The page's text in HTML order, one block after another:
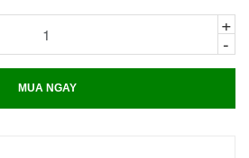
+
-
MUA NGAY